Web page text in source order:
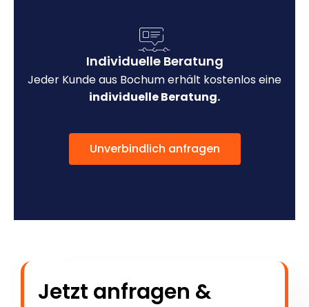
Individuelle Beratung
Jeder Kunde aus Bochum erhält kostenlos eine
individuelle Beratung.
Unverbindlich anfragen
Jetzt anfragen &